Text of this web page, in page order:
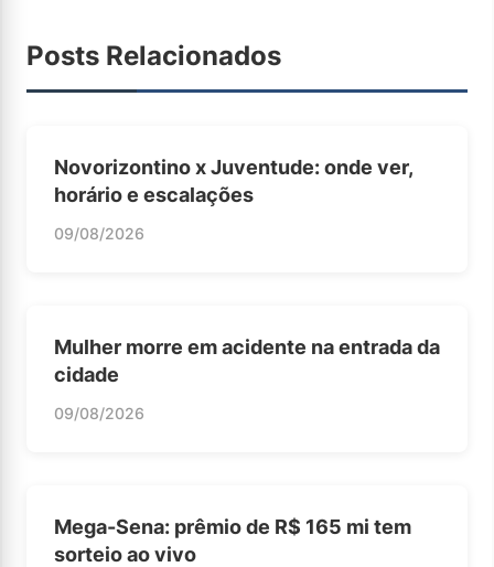
Posts Relacionados
Novorizontino x Juventude: onde ver,
horário e escalações
09/08/2026
Mulher morre em acidente na entrada da
cidade
09/08/2026
Mega-Sena: prêmio de R$ 165 mi tem
sorteio ao vivo